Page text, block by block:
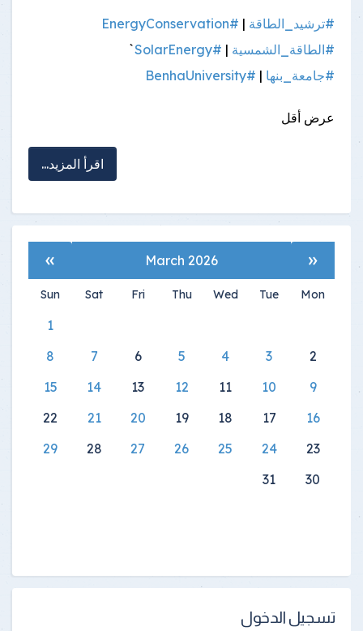
#ترشيد_الطاقة |
#EnergyConservation
#الطاقة_الشمسية |
#SolarEnergy
`
#جامعة_بنها |
#BenhaUniversity
عرض أقل
اقرأ المزيد...
«
March 2026
»
Mon
Tue
Wed
Thu
Fri
Sat
Sun
1
2
3
4
5
6
7
8
9
10
11
12
13
14
15
16
17
18
19
20
21
22
23
24
25
26
27
28
29
30
31
تسجيل الدخول